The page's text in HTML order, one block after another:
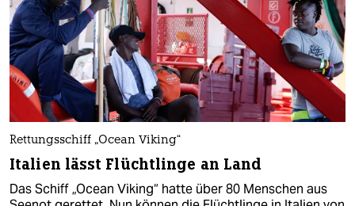
Rettungsschiff „Ocean Viking“
Italien lässt Flüchtlinge an Land
Das Schiff „Ocean Viking“ hatte über 80 Menschen aus